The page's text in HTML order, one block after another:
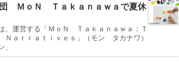
団 ＭｏＮ Ｔａｋａｎａｗａで夏休
、運営する「ＭｏＮ Ｔａｋａｎａｗａ：Ｔ
ａｒｒａｔｉｖｅｓ」（モン タカナワ）